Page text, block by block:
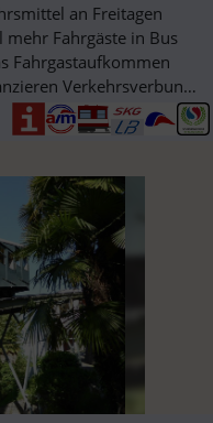
an Freitagen
Fahrgäste in Bus
Fahrgastaufkommen
Verkehrsverbund